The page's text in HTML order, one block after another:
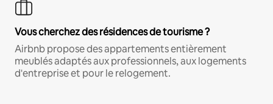
Vous cherchez des résidences de tourisme ?
Airbnb propose des appartements entièrement
meublés adaptés aux professionnels, aux logements
d'entreprise et pour le relogement.